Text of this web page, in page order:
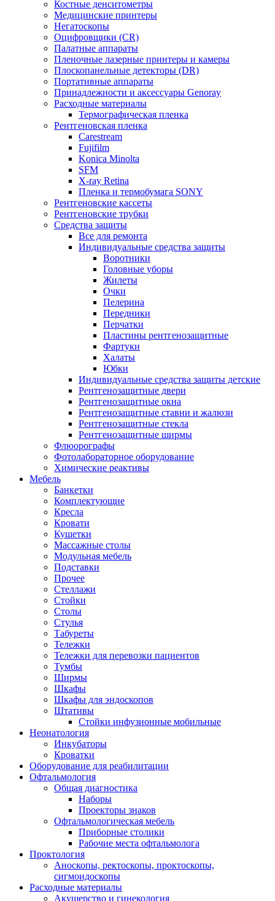
Костные денситометры
Медицинские принтеры
Негатоскопы
Оцифровщики (CR)
Палатные аппараты
Пленочные лазерные принтеры и камеры
Плоскопанельные детекторы (DR)
Портативные аппараты
Принадлежности и аксессуары Genoray
Расходные материалы
Термографическая пленка
Рентгеновская пленка
Carestream
Fujifilm
Konica Minolta
SFM
X-ray Retina
Пленка и термобумага SONY
Рентгеновские кассеты
Рентгеновские трубки
Средства защиты
Все для ремонта
Индивидуальные средства защиты
Воротники
Головные уборы
Жилеты
Очки
Пелерина
Передники
Перчатки
Пластины рентгенозащитные
Фартуки
Халаты
Юбки
Индивидуальные средства защиты детские
Рентгенозащитные двери
Рентгенозащитные окна
Рентгенозащитные ставни и жалюзи
Рентгенозащитные стекла
Рентгенозащитные ширмы
Флюорографы
Фотолабораторное оборудование
Химические реактивы
Мебель
Банкетки
Комплектующие
Кресла
Кровати
Кушетки
Массажные столы
Модульная мебель
Подставки
Прочее
Стеллажи
Стойки
Столы
Стулья
Табуреты
Тележки
Тележки для перевозки пациентов
Тумбы
Ширмы
Шкафы
Шкафы для эндоскопов
Штативы
Стойки инфузионные мобильные
Неонатология
Инкубаторы
Кроватки
Оборудование для реабилитации
Офтальмология
Общая диагностика
Наборы
Проекторы знаков
Офтальмологическая мебель
Приборные столики
Рабочие места офтальмолога
Проктология
Аноскопы, ректоскопы, проктоскопы,
сигмоидоскопы
Расходные материалы
Акушерство и гинекология